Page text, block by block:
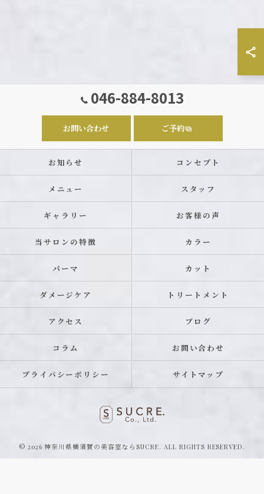
046-884-8013
お問い合わせ ご予約
お知らせ コンセプト
メニュー スタッフ
ギャラリー お客様の声
当サロンの特徴 カラー
パーマ カット
ダメージケア トリートメント
アクセス ブログ
コラム お問い合わせ
プライバシーポリシー サイトマップ
© 2026 神奈川県横須賀の美容室ならSUCRE. ALL RIGHTS RESERVED.